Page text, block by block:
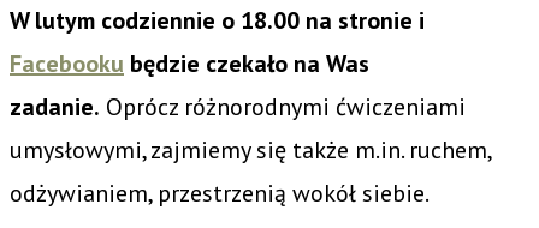
W lutym codziennie o 18.00 na stronie i
Facebooku będzie czekało na Was
zadanie. Oprócz różnorodnymi ćwiczeniami
umysłowymi, zajmiemy się także m.in. ruchem,
odżywianiem, przestrzenią wokół siebie.